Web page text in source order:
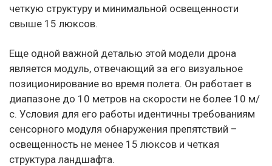
четкую структуру и минимальной освещенности
свыше 15 люксов.
Еще одной важной деталью этой модели дрона
является модуль, отвечающий за его визуальное
позиционирование во время полета. Он работает в
диапазоне до 10 метров на скорости не более 10 м/
с. Условия для его работы идентичны требованиям
сенсорного модуля обнаружения препятствий –
освещенность не менее 15 люксов и четкая
структура ландшафта.